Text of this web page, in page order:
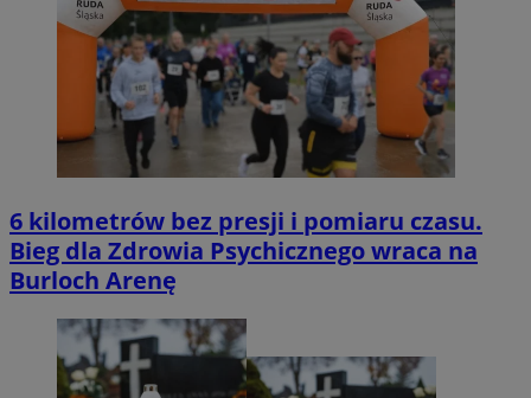
6 kilometrów bez presji i pomiaru czasu.
Bieg dla Zdrowia Psychicznego wraca na
Burloch Arenę